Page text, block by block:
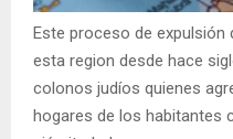
Este proceso de
esta region desde hace
colonos judíos quienes
hogares de los habitantes